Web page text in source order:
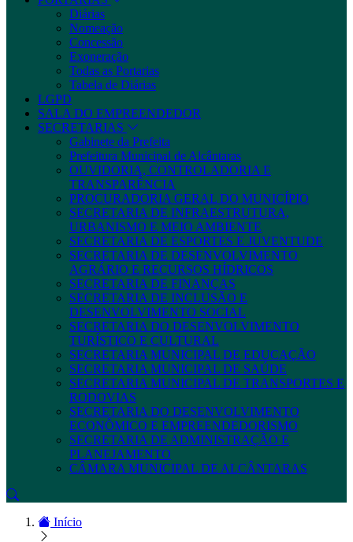
Diárias
Nomeação
Concessão
Exoneração
Todas as Portarias
Tabela de Diárias
LGPD
SALA DO EMPREENDEDOR
SECRETARIAS
Gabinete da Prefeita
Prefeitura Municipal de Alcântaras
OUVIDORIA, CONTROLADORIA E
TRANSPARÊNCIA
PROCURADORIA GERAL DO MUNICÍPIO
SECRETARIA DE INFRAESTRUTURA,
URBANISMO E MEIO AMBIENTE
SECRETARIA DE ESPORTES E JUVENTUDE
SECRETARIA DE DESENVOLVIMENTO
AGRÁRIO E RECURSOS HÍDRICOS
SECRETARIA DE FINANÇAS
SECRETARIA DE INCLUSÃO E
DESENVOLVIMENTO SOCIAL
SECRETARIA DO DESENVOLVIMENTO
TURÍSTICO E CULTURAL
SECRETARIA MUNICIPAL DE EDUCAÇÃO
SECRETARIA MUNICIPAL DE SAÚDE
SECRETARIA MUNICIPAL DE TRANSPORTES E
RODOVIAS
SECRETARIA DO DESENVOLVIMENTO
ECONÔMICO E EMPREENDEDORISMO
SECRETARIA DE ADMINISTRAÇÃO E
PLANEJAMENTO
CÂMARA MUNICIPAL DE ALCÂNTARAS
Início